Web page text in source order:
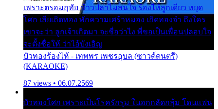
เพราะตรอมฤทัย ข้าวปลาไม่สนใจ ร้องไห้ลูกเดียว หยุด
โศก เสียเถิดทอง พักความเศร้าหมอง เถิดทองจ๋า ถึงใคร
เขาจะว่า ลูกเจ้าเกิดมา จะชื่อว่าไง พี่ขอเป็นเพื่อนปลอบใจ
จะตั้งชื่อให้ ว่าไอ้บังเอิญ
บัวทองร้องไห้ - เทพพร เพชรอุบล (ซาวด์ดนตรี)
(KARAOKE)
87 views • 06.07.2569
บัวทองโศก เพราะเป็นโรครักรุม ในอกกลัดกลุ้ม โดนแฟน